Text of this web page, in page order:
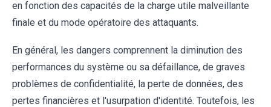
en fonction des capacités de la charge utile malveillante
finale et du mode opératoire des attaquants.
En général, les dangers comprennent la diminution des
performances du système ou sa défaillance, de graves
problèmes de confidentialité, la perte de données, des
pertes financières et l'usurpation d'identité. Toutefois, les